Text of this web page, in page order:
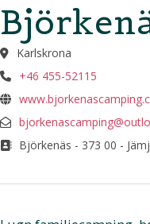
Karlskrona
+46 455-52115
Björkenäs - 373 00 -